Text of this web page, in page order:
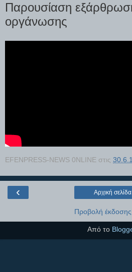
Παρουσίαση
οργάνωσης
EFENPRESS-NEWS 0NLINE στις
‹ Αρχική σελίδα
Προβολή έκδοσης
Από το